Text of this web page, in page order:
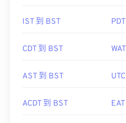
IST 到 BST
CDT 到 BST
AST 到 BST
ACDT 到 BST